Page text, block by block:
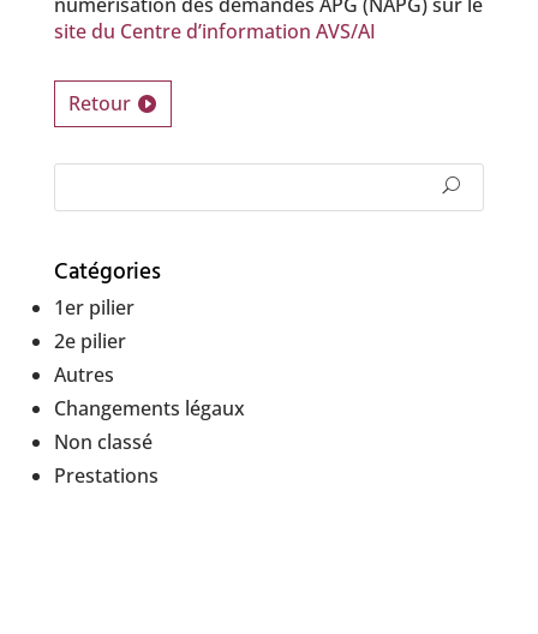
site du Centre d’information AVS/AI
Retour
Catégories
1er pilier
2e pilier
Autres
Changements légaux
Non classé
Prestations